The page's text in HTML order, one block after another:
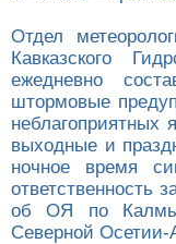
Отдел
Кавказского
ежедневно
штормовые
выходные и
ночное время
ответственность
об ОЯ по
Северной Осетии-